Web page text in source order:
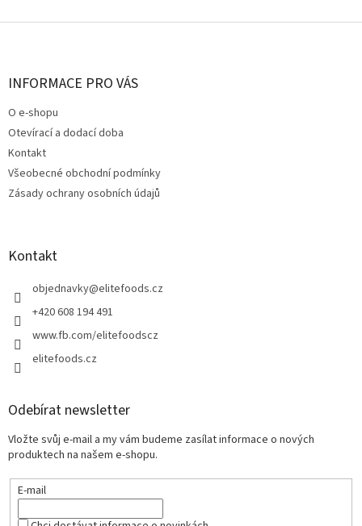
Z
INFORMACE PRO VÁS
O e-shopu
Otevírací a dodací doba
Kontakt
Všeobecné obchodní podmínky
Zásady ochrany osobních údajů
Kontakt
objednavky@elitefoods.cz
+420 608 194 491
www.fb.com/elitefoodscz
elitefoods.cz
Odebírat newsletter
Vložte svůj e-mail a my vám budeme zasílat informace o nových
produktech na našem e-shopu.
E-mail